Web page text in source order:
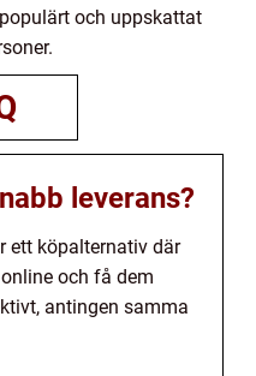
och uppskattat
leverans?
ett köpalternativ där
och få dem
antingen samma